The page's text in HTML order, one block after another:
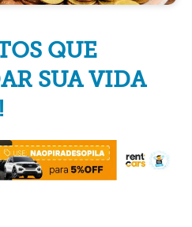
QUE
SUA VIDA